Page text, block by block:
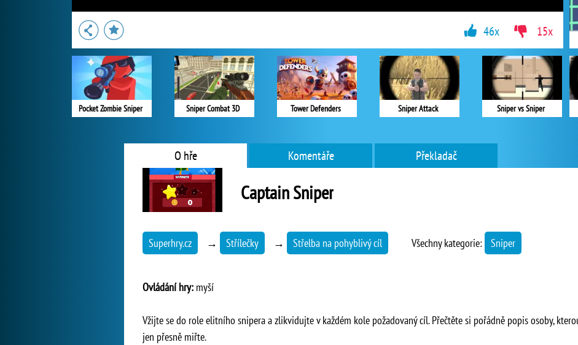
Pocket Zombie Sniper Sniper Combat 3D Tower Defenders Sniper Attack Sniper vs Sniper
46x 15x
O hře Komentáře Překladač
Captain Sniper
Superhry.cz → Střílečky → Střelba na pohyblivý cíl Všechny kategorie: Sniper
Ovládání hry: myší
Vžijte se do role elitního snipera a zlikvidujte v každém kole požadovaný cíl. Přečtěte si pořádně popis osoby,
jen přesně miřte.